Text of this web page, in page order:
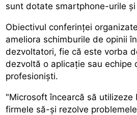
sunt dotate smartphone-urile
Obiectivul conferinței
ameliora schimburile de opinii
dezvoltatori, fie că este vorba
dezvoltă o aplicație sau echipe
profesioniști.
"Microsoft încearcă să utilizeze
firmele să-și rezolve